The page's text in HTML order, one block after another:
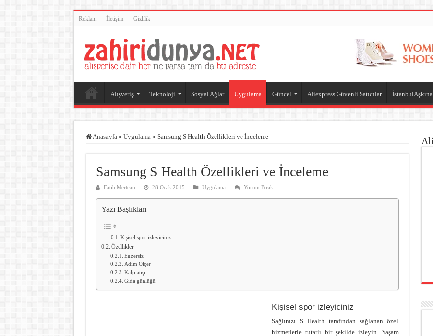
Reklam İletişim Gizlilik
Alışveriş Teknoloji Sosyal Ağlar Uygulama Güncel Aliexpress Güvenli Satıcılar
Anasayfa » Uygulama » Samsung S Health Özellikleri ve İnceleme
Samsung S Health Özellikleri ve İnceleme
Fatih Mertcan 28 Ocak 2015 Uygulama Yorum Bırak
Yazı Başlıkları
Kişisel spor izleyiciniz
Özellikler
Egzersiz
Adım Ölçer
Kalp atışı
Gıda günlüğü
Kişisel spor izleyiciniz
Sağlınızı S Health tarafından sağlanan özel
hizmetlerle tutarlı bir şekilde izleyin. Yaşam